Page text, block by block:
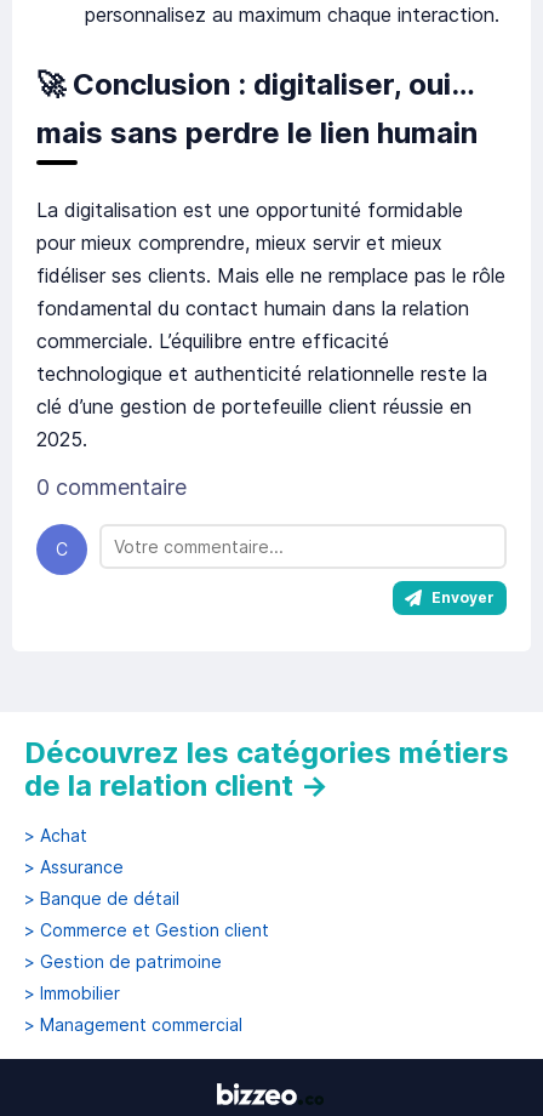
personnalisez au maximum chaque interaction.
🚀 Conclusion : digitaliser, oui…
mais sans perdre le lien humain
La digitalisation est une opportunité formidable
pour mieux comprendre, mieux servir et mieux
fidéliser ses clients. Mais elle ne remplace pas le rôle
fondamental du contact humain dans la relation
commerciale. L’équilibre entre efficacité
technologique et authenticité relationnelle reste la
clé d’une gestion de portefeuille client réussie en
2025.
0 commentaire
C
Envoyer
Découvrez les catégories métiers
de la relation client →
> Achat
> Assurance
> Banque de détail
> Commerce et Gestion client
> Gestion de patrimoine
> Immobilier
> Management commercial